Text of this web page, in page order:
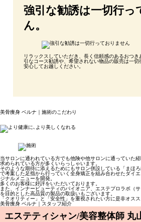
強引な勧誘は一切行っ
ん。
リラックスしていただき、長く信頼感のあるおつ
引なコース勧誘や、希望されない物品の販売は一切
安心してお越しください。
美骨痩身 ベルナ｜施術のこだわり
当サロンに通われている方でも他険や他サロンに通っていた
求められている方が多くいらっしゃいます。
そのような期待に添えるためにもサロン併設している「まほ
で考案した足指から行っていく全身矯正を組み合わせたダイ
ジナルメニューを開発。
多くのお客様に好評をいただいております。
また、インナービューティのパイオニア、エステプロラボ（
を目的とした高品質の製品の取扱いもございます。
「クオリティー」と「安全性」を重視されたい方に是非オスス
美骨痩身 ベルナ｜スタッフ紹介
エステティシャン/美容整体師 丸